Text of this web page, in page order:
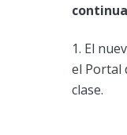
1. El
el Portal
clase.